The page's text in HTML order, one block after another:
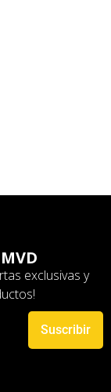
exclusivas y
Suscribir